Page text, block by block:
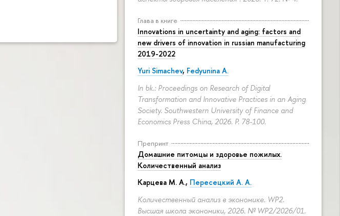
Глава в книге
Innovations in uncertainty and aging: factors and
new drivers of innovation in russian manufacturing
2019-2022
Yuri Simachev, Fedyunina A.
In bk.: Proceedings on Research of Digital
Transformation and Innovative Practices in an Aging
Society. Southwestern University of Finance and
Economics Press China, 2026. P. 78-100.
Препринт
Домашние питомцы и здоровье пожилых.
Количественный анализ
Карцева М. А., Пересецкий А. А.
Количественный анализ в экономике. WP2.
Высшая школа экономики, 2026. № WP2/2026/01.